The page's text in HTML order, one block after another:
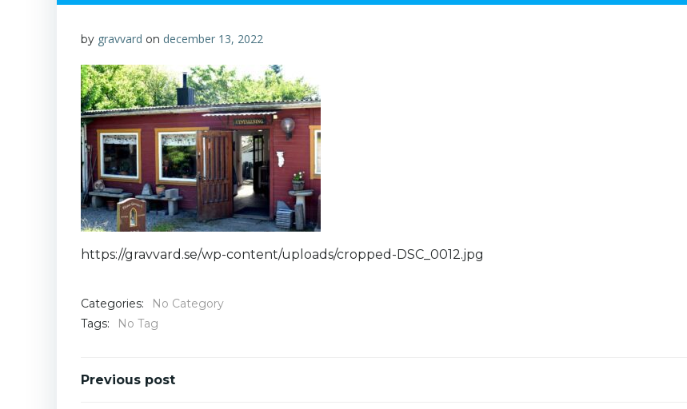
by gravvard on december 13, 2022
https://gravvard.se/wp-content/uploads/cropped-DSC_0012.jpg
Categories:
No Category
Tags:
No Tag
Post
Previous post